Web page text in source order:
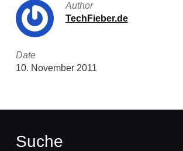
Author
TechFieber.de
Date
10. November 2011
Suche